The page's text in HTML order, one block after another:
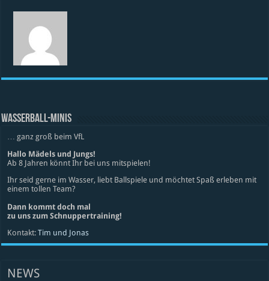
WASSERBALL-MINIS
… ganz groß beim VfL
Hallo Mädels und Jungs!
Ab 8 Jahren könnt Ihr bei uns mitspielen!
Ihr seid gerne im Wasser, liebt Ballspiele und möchtet Spaß erleben mit
einem tollen Team?
Dann kommt doch mal
zu uns zum Schnuppertraining!
Kontakt:Tim und Jonas
NEWS